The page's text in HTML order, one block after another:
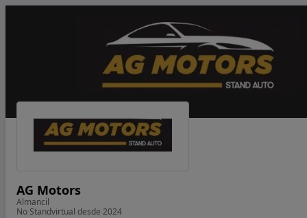
AG Motors
Almancil
No Standvirtual desde 2024